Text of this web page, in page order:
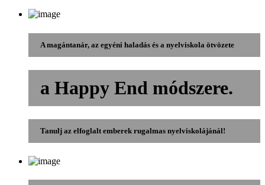
A magántanár, az egyéni haladás és a nyelviskola ötvözete
a Happy End módszere.
Tanulj az elfoglalt emberek rugalmas nyelviskolájánál!